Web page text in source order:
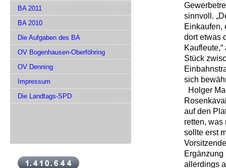
sinnvoll.
Einkaufen,
dort etwas
Stück
sich
Holger
auf den
retten, was
sollte erst
Ergänzung
allerdings
BA 2011
BA 2010
Die Aufgaben des BA
OV Bogenhausen-Oberföhring
OV Denning
Impressum
Die Landtags-SPD